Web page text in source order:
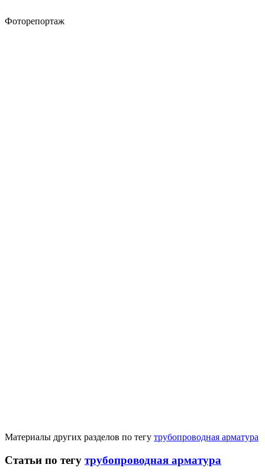
Фоторепортаж
Материалы других разделов по тегу трубопроводная арматура
Статьи по тегу трубопроводная арматура